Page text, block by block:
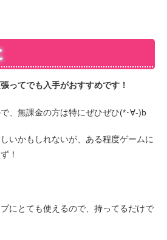
ってでも入手がおすすめです！
、無課金の方は特にぜひぜひ(*･∀-)b
いかもしれないが、ある程度ゲームに
！
にとても使えるので、持ってるだけで